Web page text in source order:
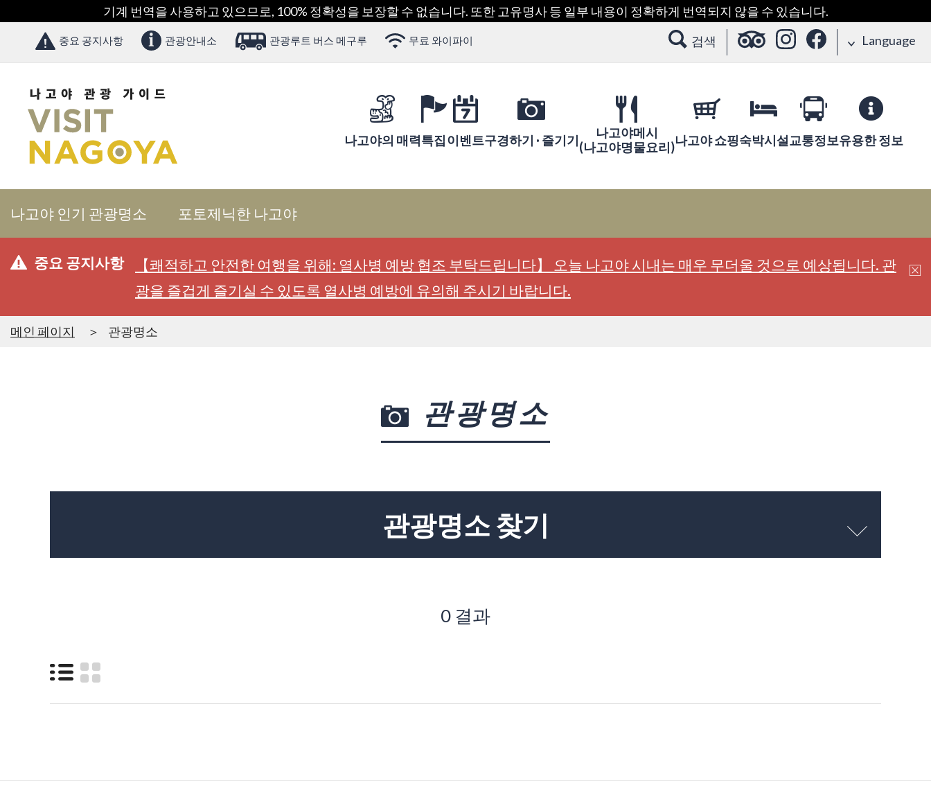
기계 번역을 사용하고 있으므로, 100% 정확성을 보장할 수 없습니다. 또한 고유명사 등 일부 내용이 정확하게 번역되지 않을 수 있습니다.
중요 공지사항 관광안내소 관광루트 버스 메구루 무료 와이파이 검색 Language
나고야의 매력특집이벤트구경하기 · 즐기기
나고야메시
(나고야명물요리)나고야 쇼핑숙박시설교통정보유용한 정보
나고야 인기 관광명소 포토제닉한 나고야
중요 공지사항
【쾌적하고 안전한 여행을 위해: 열사병 예방 협조 부탁드립니다】 오늘 나고야 시내는 매우 무더울 것으로 예상됩니다. 관
광을 즐겁게 즐기실 수 있도록 열사병 예방에 유의해 주시기 바랍니다.
메인 페이지 관광명소
관광명소
관광명소 찾기
0 결과